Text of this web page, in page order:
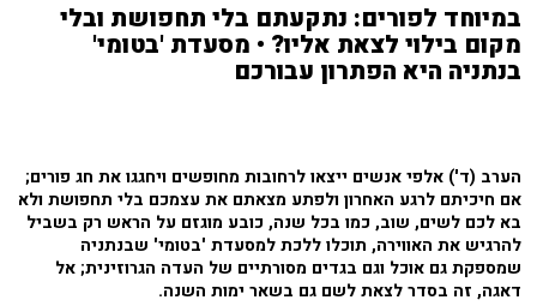
במיוחד לפורים: נתקעתם בלי תחפושת ובלי
מקום בילוי לצאת אליו? • מסעדת 'בטומי'
בנתניה היא הפתרון עבורכם
הערב (ד') אלפי אנשים ייצאו לרחובות מחופשים ויחגגו את חג פורים;
אם חיכיתם לרגע האחרון ולפתע מצאתם את עצמכם בלי תחפושת ולא
בא לכם לשים, שוב, כמו בכל שנה, כובע מוגזם על הראש רק בשביל
להרגיש את האווירה, תוכלו ללכת למסעדת 'בטומי' שבנתניה
שמספקת גם אוכל וגם בגדים מסורתיים של העדה הגרוזינית; אל
דאגה, זה בסדר לצאת לשם גם בשאר ימות השנה.